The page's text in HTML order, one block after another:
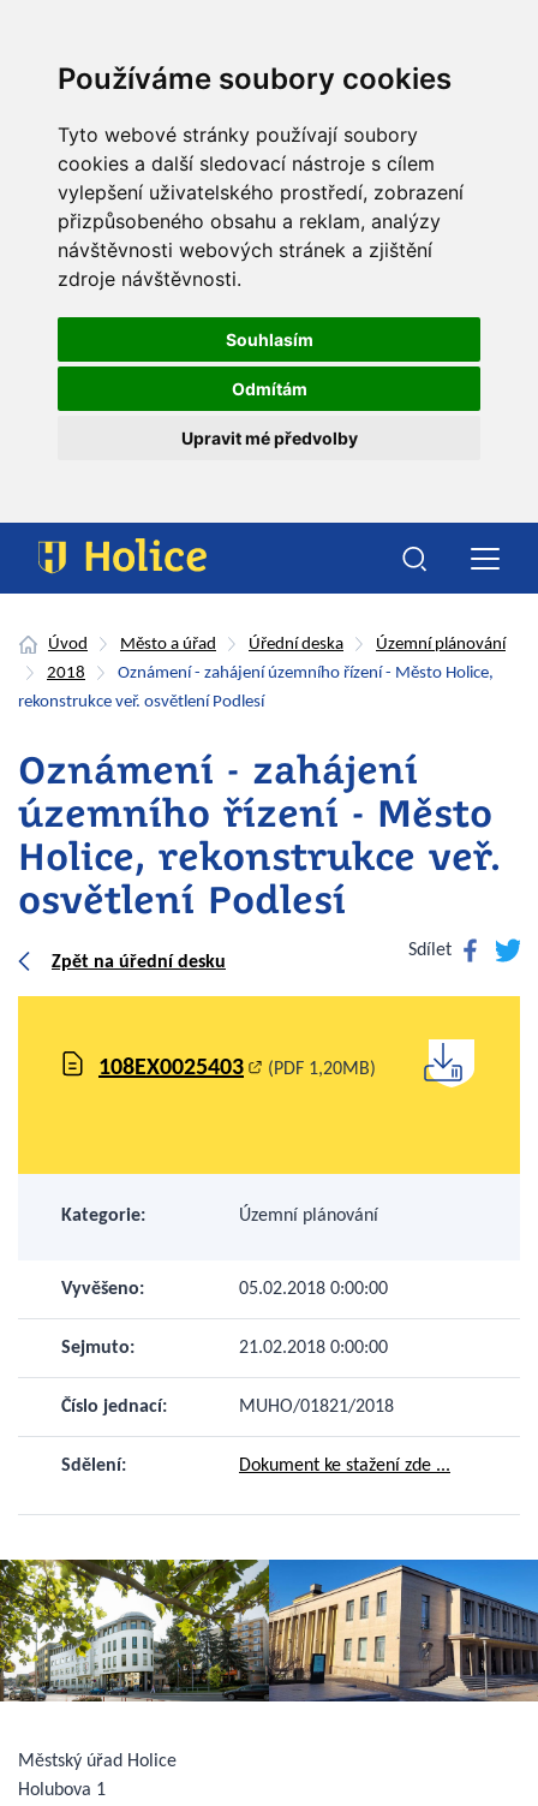
Používáme soubory cookies
Tyto webové stránky používají soubory
cookies a další sledovací nástroje s cílem
vylepšení uživatelského prostředí, zobrazení
přizpůsobeného obsahu a reklam, analýzy
návštěvnosti webových stránek a zjištění
zdroje návštěvnosti.
Souhlasím
Odmítám
Upravit mé předvolby
Úvod Město a úřad Úřední deska
Územní plánování
2018
Oznámení - zahájení územního řízení - Město Holice,
rekonstrukce veř. osvětlení Podlesí
Oznámení - zahájení
územního řízení - Město
Holice, rekonstrukce veř.
osvětlení Podlesí
Zpět na úřední desku
Sdílet Facebook
108EX0025403 (PDF 1,20MB)
Kategorie: Územní plánování
Vyvěšeno: 05.02.2018 0:00:00
Sejmuto: 21.02.2018 0:00:00
Číslo jednací: MUHO/01821/2018
Sdělení: Dokument ke stažení zde ...
Městský úřad Holice
Holubova 1